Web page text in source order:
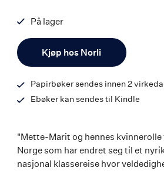
Kjøp hos Norli
På lager
9788203355004
Papirbøker sendes innen 2
Ebøker kan sendes til Kindle
"Mette-Marit og hennes
Norge som har endret seg til et
nasjonal klassereise hvor